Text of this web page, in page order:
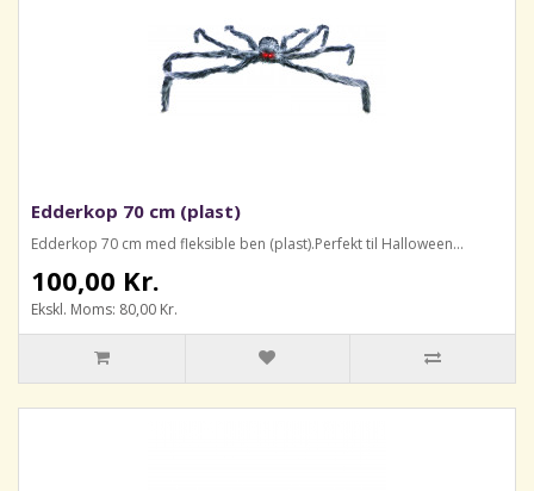
Edderkop 70 cm (plast)
Edderkop 70 cm med fleksible ben (plast).Perfekt til Halloween...
100,00 Kr.
Ekskl. Moms: 80,00 Kr.